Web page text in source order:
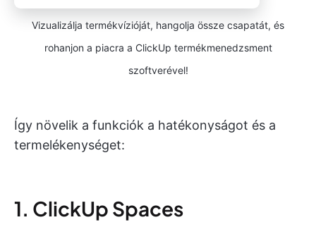
Vizualizálja termékvízióját, hangolja össze csapatát, és
rohanjon a piacra a ClickUp termékmenedzsment
szoftverével!
Így növelik a funkciók a hatékonyságot és a
termelékenységet:
1. ClickUp Spaces